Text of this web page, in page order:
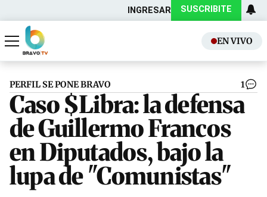
INGRESAR SUSCRIBITE
EN VIVO
Actualidad
Política
PERFIL SE PONE BRAVO 1
Caso $Libra: la defensa
de Guillermo Francos
en Diputados, bajo la
lupa de "Comunistas"